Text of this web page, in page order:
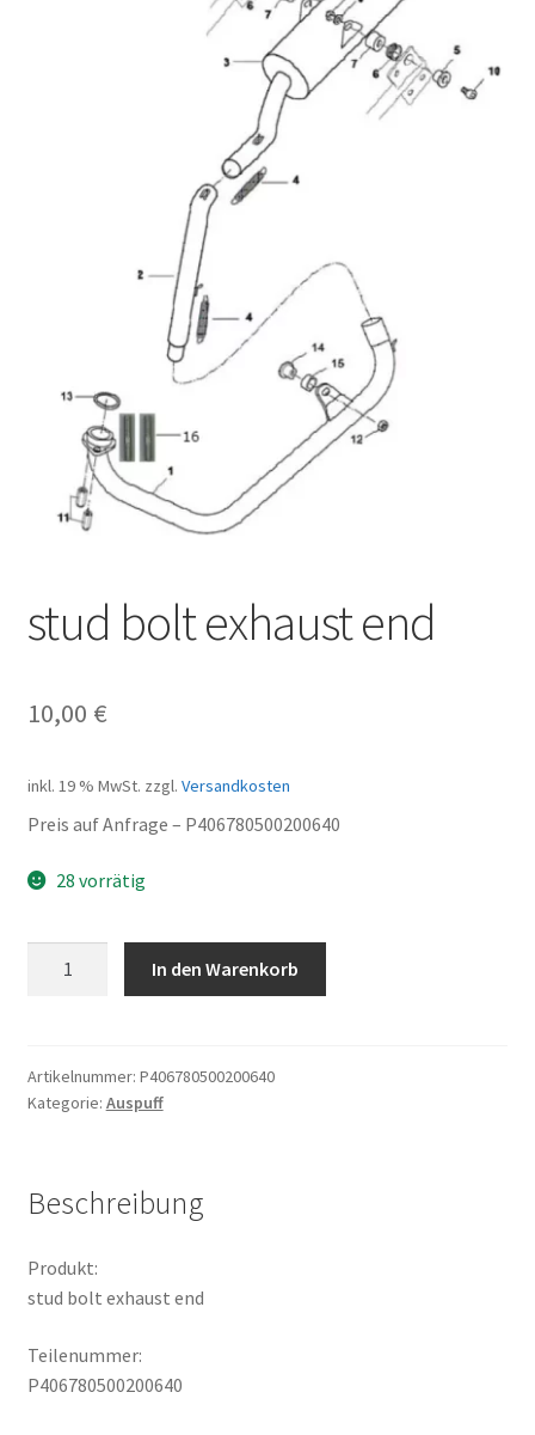
stud bolt exhaust end
10,00 €
inkl. 19 % MwSt. zzgl. Versandkosten
Preis auf Anfrage – P406780500200640
28 vorrätig
Menge
In den Warenkorb
Artikelnummer: P406780500200640
Kategorie: Auspuff
Beschreibung
Produkt:
stud bolt exhaust end
Teilenummer:
P406780500200640